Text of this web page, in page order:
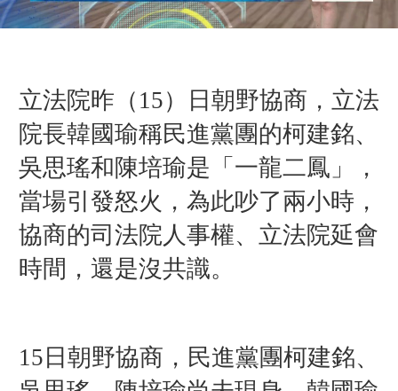
立法院昨（15）日 朝野協商，立法
院長韓國瑜稱民進黨團的柯建銘、
吳思瑤和陳培瑜是「一龍二鳳」，
當場引發怒火，為此吵了兩小時，
協商的司法院人事權、立法院延會
時間，還是沒共識。
15日朝野協商，民進黨團柯建銘、